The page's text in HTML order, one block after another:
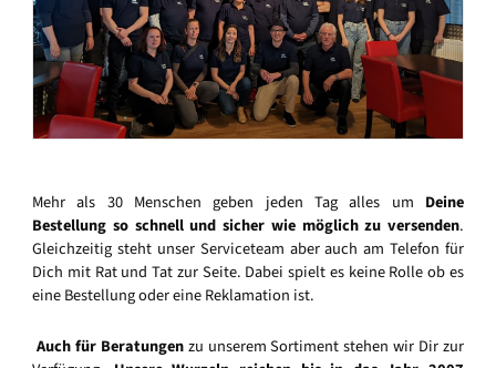
Mehr als 30 Menschen geben jeden Tag alles um Deine
Bestellung so schnell und sicher wie möglich zu versenden.
Gleichzeitig steht unser Serviceteam aber auch am Telefon für
Dich mit Rat und Tat zur Seite. Dabei spielt es keine Rolle ob es
eine Bestellung oder eine Reklamation ist.
Auch für Beratungenzu unserem Sortiment stehen wir Dir zur